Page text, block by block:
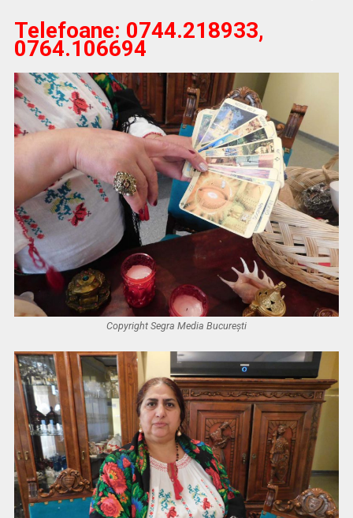
Telefoane: 0744.218933,
0764.106694
Copyright Segra Media București